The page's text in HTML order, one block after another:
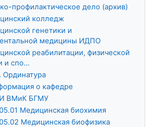
профилактическое дело (архив)
колледж
генетики и
медицины ИДПО
реабилитации, физической
и спо...
Ординатура
о кафедре
ВМиК БГМУ
Медицинская биохимия
Медицинская биофизика